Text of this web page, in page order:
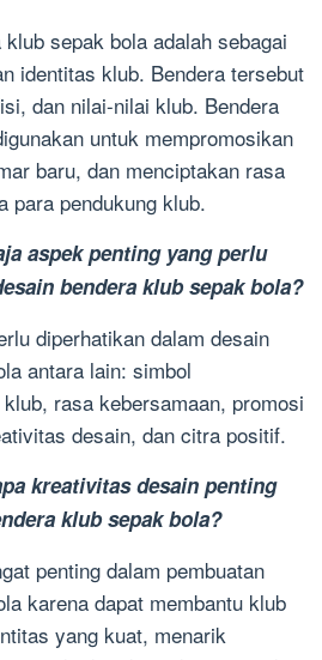
sepak bola adalah sebagai
identitas klub. Bendera tersebut
dan nilai-nilai klub. Bendera
untuk mempromosikan
baru, dan menciptakan rasa
para pendukung klub.
aspek penting yang perlu
bendera klub sepak bola?
diperhatikan dalam desain
antara lain: simbol
rasa kebersamaan, promosi
desain, dan citra positif.
kreativitas desain penting
klub sepak bola?
penting dalam pembuatan
karena dapat membantu klub
yang kuat, menarik